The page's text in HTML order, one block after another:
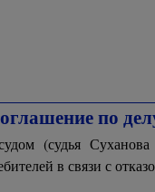
по
(судья
в связи с